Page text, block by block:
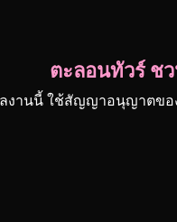
ตะลอนทัวร์ ช
งานนี้ ใช้สัญญาอนุญาตขอ